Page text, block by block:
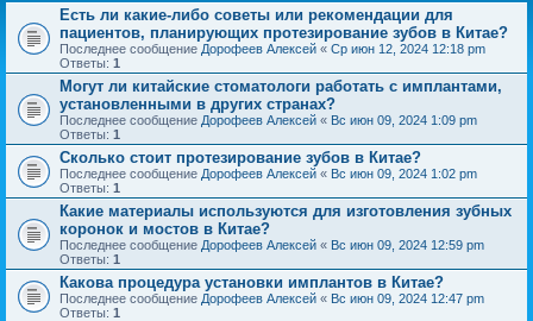
Есть ли какие-либо советы или рекомендации для
пациентов, планирующих протезирование зубов в Китае?
Последнее сообщение Дорофеев Алексей « Ср июн 12, 2024 12:18 pm
Ответы: 1
Могут ли китайские стоматологи работать с имплантами,
установленными в других странах?
Последнее сообщение Дорофеев Алексей « Вс июн 09, 2024 1:09 pm
Ответы: 1
Сколько стоит протезирование зубов в Китае?
Последнее сообщение Дорофеев Алексей « Вс июн 09, 2024 1:02 pm
Ответы: 1
Какие материалы используются для изготовления зубных
коронок и мостов в Китае?
Последнее сообщение Дорофеев Алексей « Вс июн 09, 2024 12:59 pm
Ответы: 1
Какова процедура установки имплантов в Китае?
Последнее сообщение Дорофеев Алексей « Вс июн 09, 2024 12:47 pm
Ответы: 1